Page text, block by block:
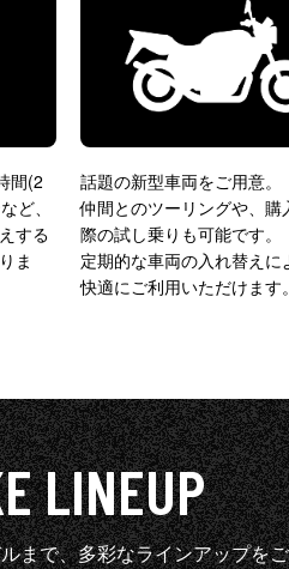
間(2
ど、
する
ま
話題の新型車両をご用意。
仲間とのツーリングや、購
際の試し乗りも可能です。
定期的な車両の入れ替えに
快適にご利用いただけます。
LINEUP
まで、多彩なラインアップを